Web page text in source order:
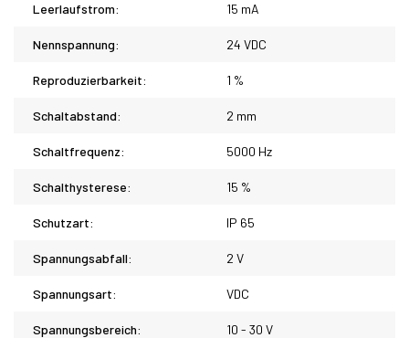
Leerlaufstrom: 15 mA
Nennspannung: 24 VDC
Reproduzierbarkeit: 1 %
Schaltabstand: 2 mm
Schaltfrequenz: 5000 Hz
Schalthysterese: 15 %
Schutzart: IP 65
Spannungsabfall: 2 V
Spannungsart: VDC
Spannungsbereich: 10 - 30 V